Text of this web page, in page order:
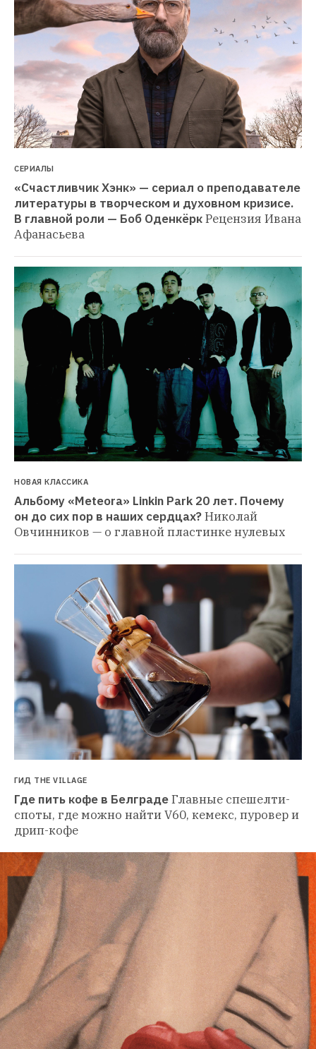
СЕРИАЛЫ
«Счастливчик Хэнк» — сериал о преподавателе
литературы в творческом и духовном кризисе.
В главной роли — Боб ОденкёркРецензия Ивана
Афанасьева
НОВАЯ КЛАССИКА
Альбому «Meteora» Linkin Park 20 лет. Почему
он до сих пор в наших сердцах?Николай
Овчинников — о главной пластинке нулевых
ГИД THE VILLAGE
Где пить кофе в БелградеГлавные спешелти-
споты, где можно найти V60, кемекс, пуровер и
дрип-кофе